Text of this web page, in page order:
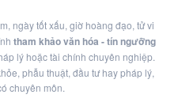
ngày tốt xấu, giờ hoàng đạo, tử vi
tham khảo văn hóa - tín ngưỡng
lý hoặc tài chính chuyên nghiệp.
phẫu thuật, đầu tư hay pháp lý,
chuyên môn.